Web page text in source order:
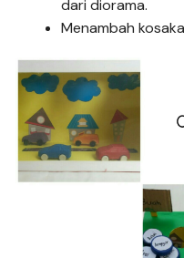
dari diorama.
Menambah